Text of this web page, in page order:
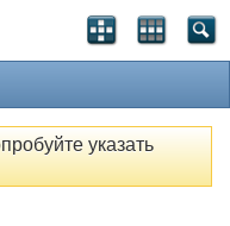
указать